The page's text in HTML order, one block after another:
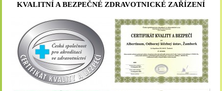
KVALITNÍ A BEZPEČNÉ ZDRAVOTNICKÉ ZAŘÍZENÍ